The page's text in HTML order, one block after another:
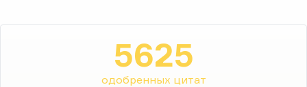
5625
одобренных цитат